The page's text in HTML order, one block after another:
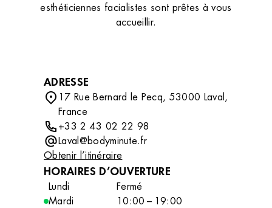
esthéticiennes facialistes sont prêtes à vous
accueillir.
ADRESSE
17 Rue Bernard le Pecq, 53000 Laval,
France
+33 2 43 02 22 98
Laval@bodyminute.fr
Obtenir l’itinéraire
HORAIRES D’OUVERTURE
Lundi
Fermé
Mardi
10:00 – 19:00